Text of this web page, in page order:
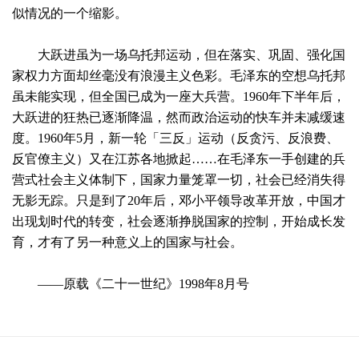
似情况的一个缩影。
大跃进虽为一场乌托邦运动，但在落实、巩固、强化国
家权力方面却丝毫没有浪漫主义色彩。毛泽东的空想乌托邦
虽未能实现，但全国已成为一座大兵营。1960年下半年后，
大跃进的狂热已逐渐降温，然而政治运动的快车并未减缓速
度。1960年5月，新一轮「三反」运动（反贪污、反浪费、
反官僚主义）又在江苏各地掀起……在毛泽东一手创建的兵
营式社会主义体制下，国家力量笼罩一切，社会已经消失得
无影无踪。只是到了20年后，邓小平领导改革开放，中国才
出现划时代的转变，社会逐渐挣脱国家的控制，开始成长发
育，才有了另一种意义上的国家与社会。
——原载《二十一世纪》1998年8月号